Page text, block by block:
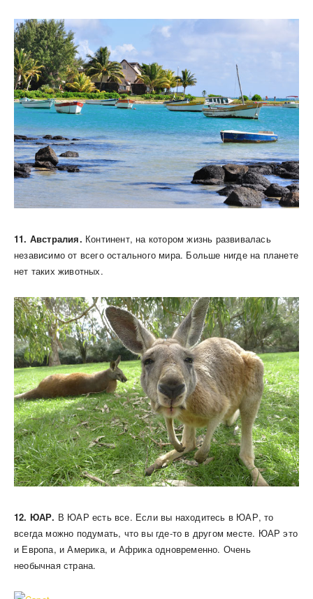
11. Австралия. Континент, на котором жизнь развивалась
независимо от всего остального мира. Больше нигде на планете
нет таких животных.
12. ЮАР. В ЮАР есть все. Если вы находитесь в ЮАР, то
всегда можно подумать, что вы где-то в другом месте. ЮАР это
и Европа, и Америка, и Африка одновременно. Очень
необычная страна.